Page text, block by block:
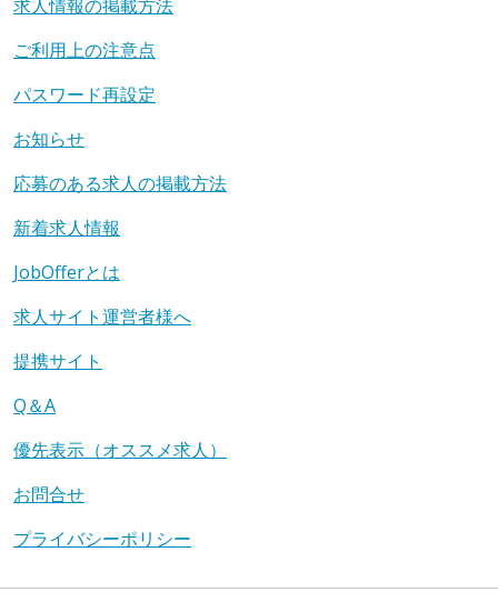
求人情報の掲載方法
ご利用上の注意点
パスワード再設定
お知らせ
応募のある求人の掲載方法
新着求人情報
JobOfferとは
求人サイト運営者様へ
提携サイト
Q＆A
優先表示（オススメ求人）
お問合せ
プライバシーポリシー